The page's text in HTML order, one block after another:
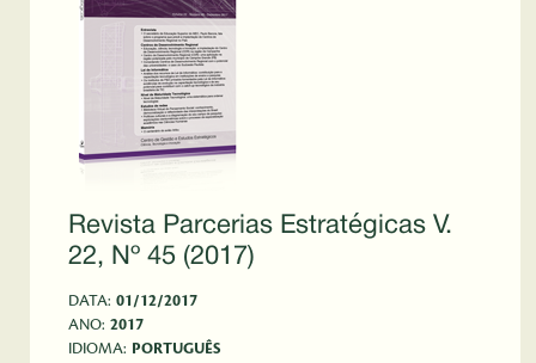
Revista Parcerias Estratégicas V.
22, Nº 45 (2017)
DATA: 01/12/2017
ANO: 2017
IDIOMA: PORTUGUÊS